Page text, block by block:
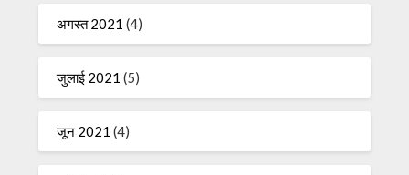
अगस्त 2021 (4)
जुलाई 2021 (5)
जून 2021 (4)